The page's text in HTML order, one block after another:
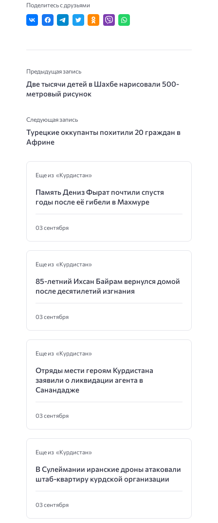
Поделитесь с друзьями
Предыдущая запись
Две тысячи детей в Шахбе нарисовали 500-
метровый рисунок
Следующая запись
Турецкие оккупанты похитили 20 граждан в
Африне
Еще из «Курдистан»
Память Дениз Фырат почтили спустя
годы после её гибели в Махмуре
03 сентября
Еще из «Курдистан»
85-летний Ихсан Байрам вернулся домой
после десятилетий изгнания
03 сентября
Еще из «Курдистан»
Отряды мести героям Курдистана
заявили о ликвидации агента в
Санандадже
03 сентября
Еще из «Курдистан»
В Сулеймании иранские дроны атаковали
штаб-квартиру курдской организации
03 сентября